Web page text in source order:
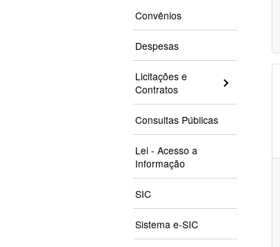
Convênios
Despesas
Licitações e
Contratos
Consultas Públicas
Lei - Acesso a
Informação
SIC
Sistema e-SIC